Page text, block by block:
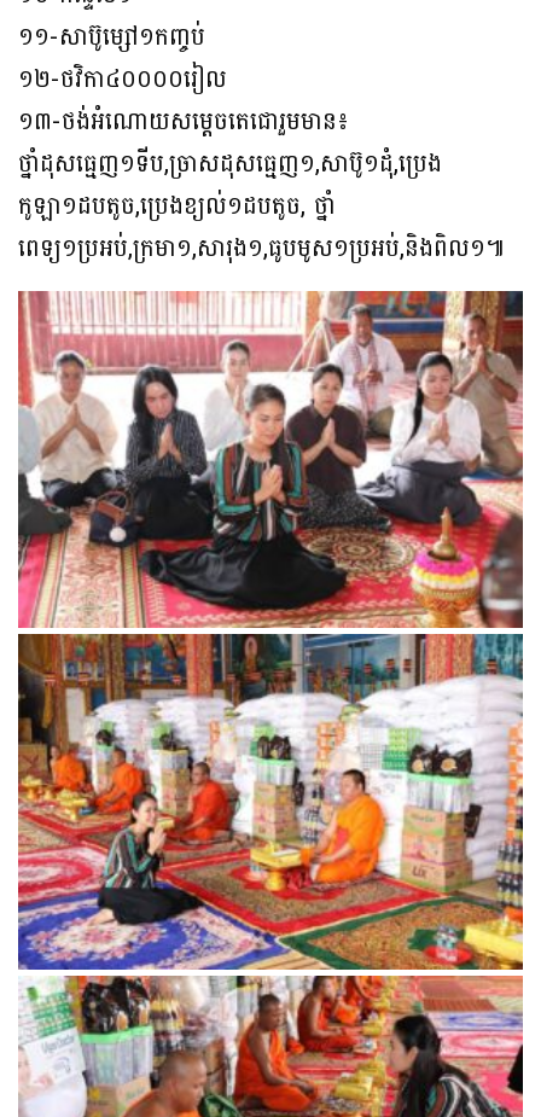
១១-សាប៊ូម្សៅ១កញ្ចប់
១២-ថវិកា៤០០០០រៀល
១៣-ថង់អំណោយសម្ដេចតេជោរួមមាន៖
ថ្នាំដុសធ្មេញ១ទីប,ច្រាសដុសធ្មេញ១,សាប៊ូ១ដុំ,ប្រេង
កូឡា១ដបតូច,ប្រេងខ្យល់១ដបតូច, ថ្នាំ
ពេទ្យ១ប្រអប់,ក្រមា១,សារុង១,ធូបមូស១ប្រអប់,និងពិល១៕